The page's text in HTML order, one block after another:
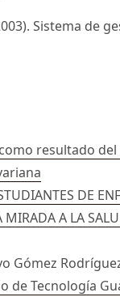
Sistema de
resultado
DE
A LA
Gómez
Tecnología